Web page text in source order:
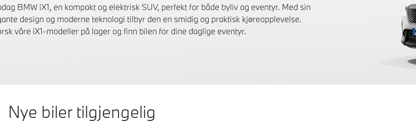
BMW iX1, en kompakt og elektrisk SUV, perfekt for både byliv og eventyr. Med sin
design og moderne teknologi tilbyr den en smidig og praktisk kjøreopplevelse.
våre iX1-modeller på lager og finn bilen for dine daglige eventyr.
Nye biler tilgjengelig